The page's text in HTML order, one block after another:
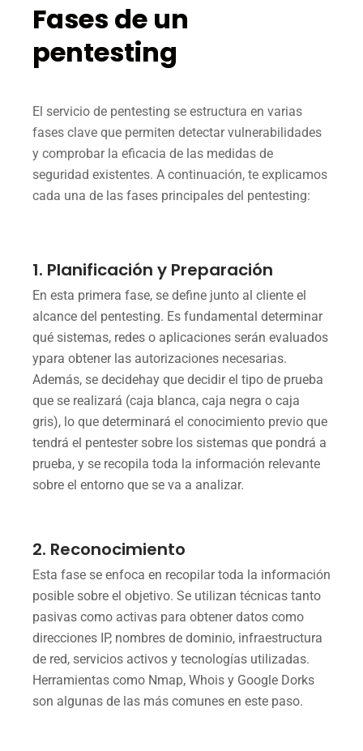
Fases de un
pentesting
El servicio de pentesting se estructura en varias
fases clave que permiten detectar vulnerabilidades
y comprobar la eficacia de las medidas de
seguridad existentes. A continuación, te explicamos
cada una de las fases principales del pentesting:
1. Planificación y Preparación
En esta primera fase, se define junto al cliente el
alcance del pentesting. Es fundamental determinar
qué sistemas, redes o aplicaciones serán evaluados
ypara obtener las autorizaciones necesarias.
Además, se decidehay que decidir el tipo de prueba
que se realizará (caja blanca, caja negra o caja
gris), lo que determinará el conocimiento previo que
tendrá el pentester sobre los sistemas que pondrá a
prueba, y se recopila toda la información relevante
sobre el entorno que se va a analizar.
2. Reconocimiento
Esta fase se enfoca en recopilar toda la información
posible sobre el objetivo. Se utilizan técnicas tanto
pasivas como activas para obtener datos como
direcciones IP, nombres de dominio, infraestructura
de red, servicios activos y tecnologías utilizadas.
Herramientas como Nmap, Whois y Google Dorks
son algunas de las más comunes en este paso.